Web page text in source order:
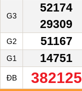
G3
52174
29309
G2 51167
G1 14751
ĐB 382125